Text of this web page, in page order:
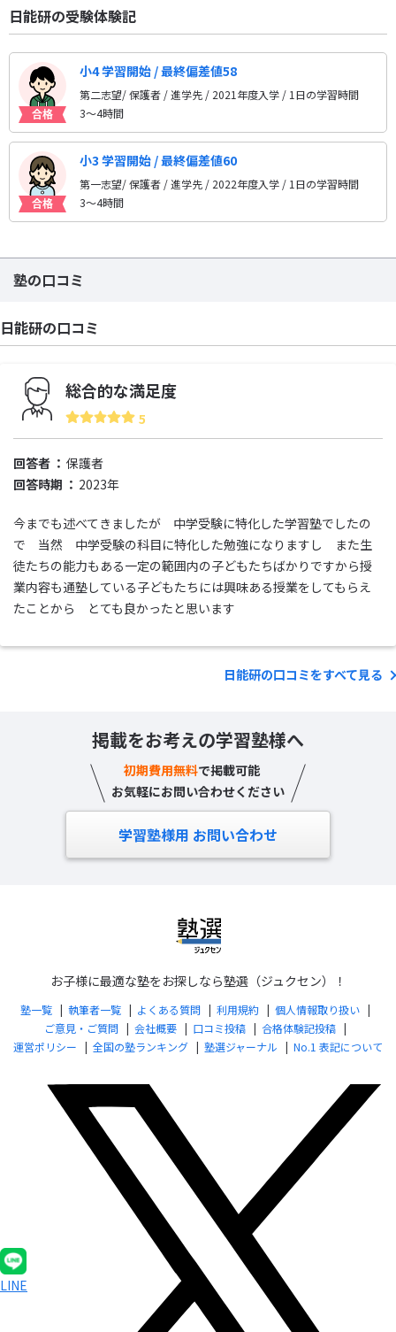
日能研の受験体験記
小4 学習開始 / 最終偏差値58
第二志望/ 保護者 / 進学先/ 2021年度入学 / 1日の学習時間
3〜4時間
小3 学習開始 / 最終偏差値60
第一志望/ 保護者 / 進学先/ 2022年度入学 / 1日の学習時間
3〜4時間
塾の口コミ
日能研の口コミ
総合的な満足度
5
回答者
保護者
回答時期
2023年
今までも述べてきましたが 中学受験に特化した学習塾でしたの
で 当然 中学受験の科目に特化した勉強になりますし また生
徒たちの能力もある一定の範囲内の子どもたちばかりですから授
業内容も通塾している子どもたちには興味ある授業をしてもらえ
たことから とても良かったと思います
日能研の口コミをすべて見る
掲載をお考えの学習塾様へ
初期費用無料で掲載可能
お気軽にお問い合わせください
学習塾様用 お問い合わせ
お子様に最適な塾をお探しなら塾選（ジュクセン）！
塾一覧 執筆者一覧 よくある質問 利用規約
個人情報取り扱い
ご意見・ご質問
会社概要 口コミ投稿
合格体験記投稿
運営ポリシー
全国の塾ランキング 塾選ジャーナル No.1 表記について
LINE